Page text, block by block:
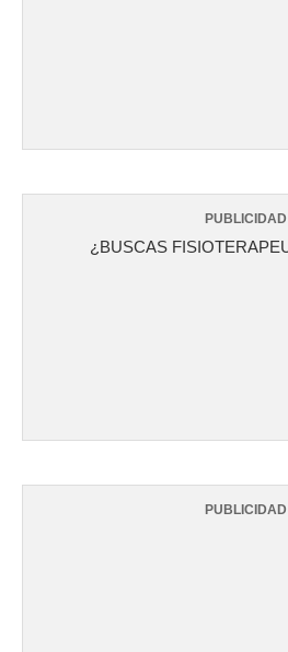
PUBLICIDAD
¿BUSCAS
PUBLICIDAD